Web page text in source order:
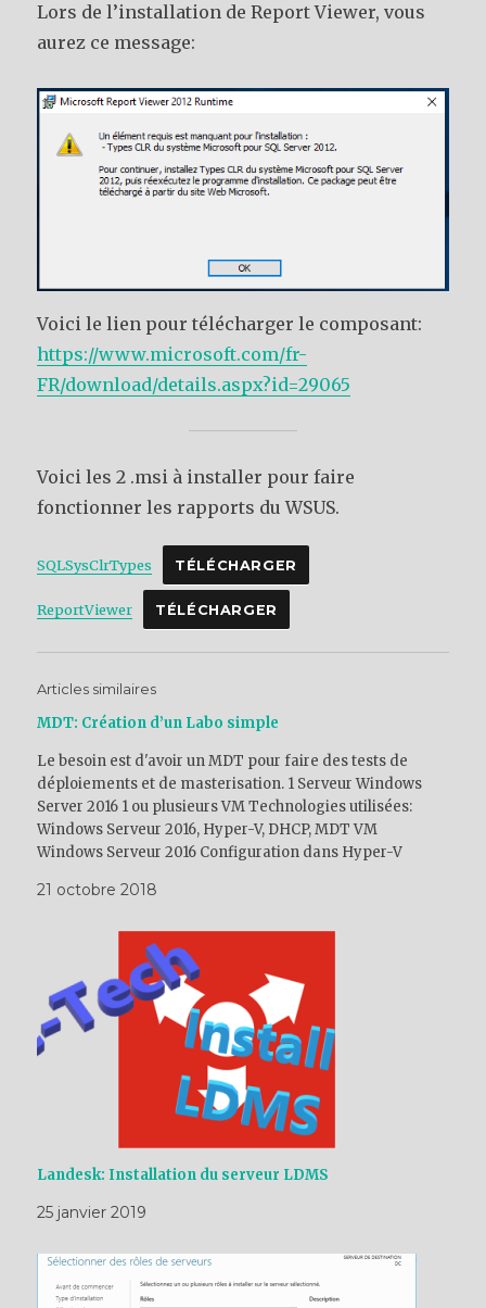
Lors de l’installation de Report Viewer, vous
aurez ce message:
Voici le lien pour télécharger le composant:
https://www.microsoft.com/fr-
FR/download/details.aspx?id=29065
Voici les 2 .msi à installer pour faire
fonctionner les rapports du WSUS.
SQLSysClrTypes TÉLÉCHARGER
ReportViewer TÉLÉCHARGER
Articles similaires
MDT: Création d’un Labo simple
Le besoin est d'avoir un MDT pour faire des tests de
déploiements et de masterisation. 1 Serveur Windows
Server 2016 1 ou plusieurs VM Technologies utilisées:
Windows Serveur 2016, Hyper-V, DHCP, MDT VM
Windows Serveur 2016 Configuration dans Hyper-V
fonctionnalités DHCP .Net Framwork…
21 octobre 2018
Landesk: Installation du serveur LDMS
25 janvier 2019